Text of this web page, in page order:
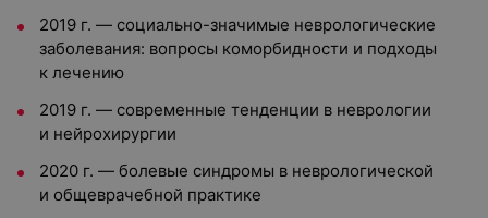
2019 г. — социально-значимые неврологические
заболевания: вопросы коморбидности и подходы
к лечению
2019 г. — современные тенденции в неврологии
и нейрохирургии
2020 г. — болевые синдромы в неврологической
и общеврачебной практике